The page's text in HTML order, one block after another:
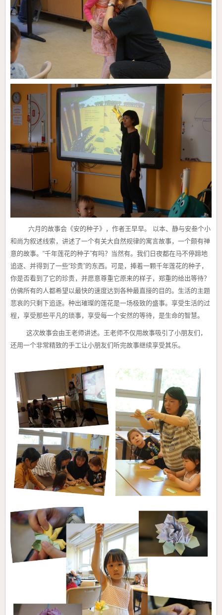
六月的故事会《安的种子》，作者王早早。 以本、静与安叁个小
和尚为叙述线索，讲述了一个有关大自然规律的寓言故事，一个颇有禅
意的故事。“千年莲花的种子”有吗？当然有。我们日夜都在马不停蹄地
追逐、并得到了一些“珍贵”的东西。可是，捧着一颗千年莲花的种子，
你是否看到了它的珍贵，并愿意尊重它原来的样子，郑重的给出等待？
仿佛所有的人都希望以最快的速度达到各种最直接的目的。生活的主题
悲哀的只剩下追逐。种出璀璨的莲花是一场极致的盛事。享受生活的过
程，享受那些平凡的琐事，享受每一个安然的等待，是生命的智慧。
这次故事会由王老师讲述。王老师不仅用故事吸引了小朋友们，
还用一个非常精致的手工让小朋友们听完故事继续享受其乐。